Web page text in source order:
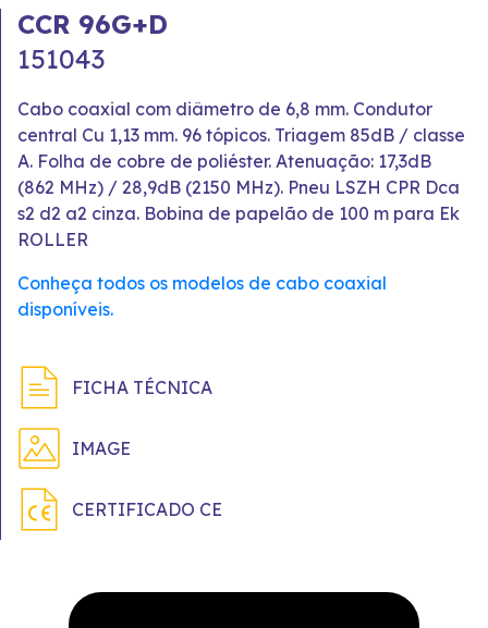
CCR 96G+D
151043
Cabo coaxial com diâmetro de 6,8 mm. Condutor
central Cu 1,13 mm. 96 tópicos. Triagem 85dB / classe
A. Folha de cobre de poliéster. Atenuação: 17,3dB
(862 MHz) / 28,9dB (2150 MHz). Pneu LSZH CPR Dca
s2 d2 a2 cinza. Bobina de papelão de 100 m para Ek
ROLLER
Conheça todos os modelos de cabo coaxial
disponíveis.
FICHA TÉCNICA
IMAGE
CERTIFICADO CE